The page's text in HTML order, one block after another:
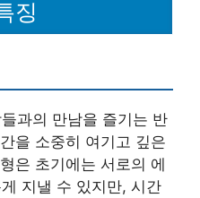
징
과의 만남을 즐기는 반
을 소중히 여기고 깊은
은 초기에는 서로의 에
지낼 수 있지만, 시간